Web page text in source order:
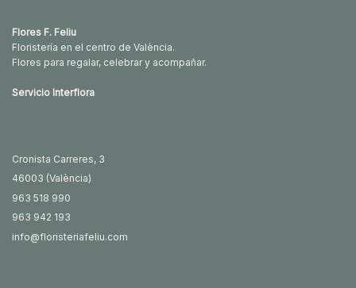
Flores F. Feliu
Floristería en el centro de València.
Flores para regalar, celebrar y acompañar.
Servicio Interflora
Cronista Carreres, 3
46003 (València)
963 518 990
963 942 193
info@floristeriafeliu.com